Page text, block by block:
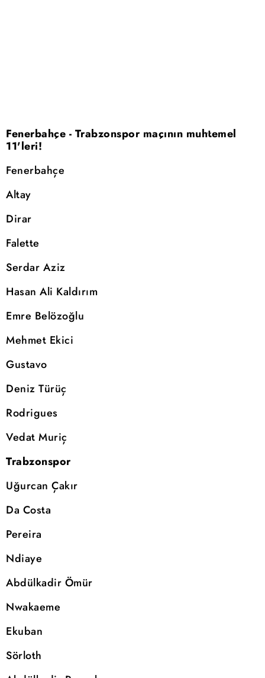
Fenerbahçe - Trabzonspor maçının muhtemel
11'leri!
Fenerbahçe
Altay
Dirar
Falette
Serdar Aziz
Hasan Ali Kaldırım
Emre Belözoğlu
Mehmet Ekici
Gustavo
Deniz Türüç
Rodrigues
Vedat Muriç
Trabzonspor
Uğurcan Çakır
Da Costa
Pereira
Ndiaye
Abdülkadir Ömür
Nwakaeme
Ekuban
Sörloth